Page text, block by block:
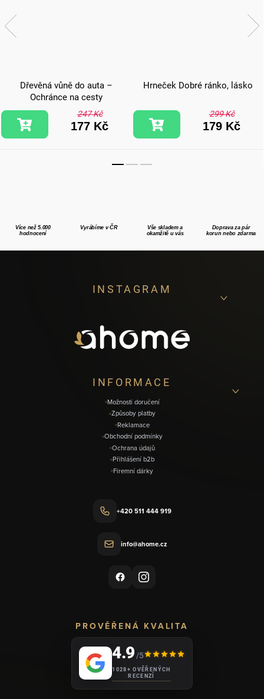
Dřevěná vůně do auta –
Ochránce na cesty
247 Kč
177 Kč
Hrneček Dobré ránko, lásko
299 Kč
179 Kč
Více než 5.000
hodnocení
Vyrábíme v ČR
Vše skladem a
okamžitě u vás
Doprava za pár
korun nebo zdarma
INSTAGRAM
INFORMACE
Možnosti doručení
Způsoby platby
Reklamace
Obchodní podmínky
Ochrana údajů
Přihlášení b2b
Firemní dárky
+420 511 444 919
info@ahome.cz
PROVĚŘENÁ KVALITA
4.9/5
1028+ OVĚŘENÝCH
RECENZÍ